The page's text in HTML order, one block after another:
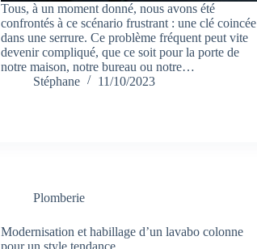
Tous, à un moment donné, nous avons été
confrontés à ce scénario frustrant : une clé coincée
dans une serrure. Ce problème fréquent peut vite
devenir compliqué, que ce soit pour la porte de
notre maison, notre bureau ou notre…
Stéphane
11/10/2023
Plomberie
Modernisation et habillage d’un lavabo colonne
pour un style tendance